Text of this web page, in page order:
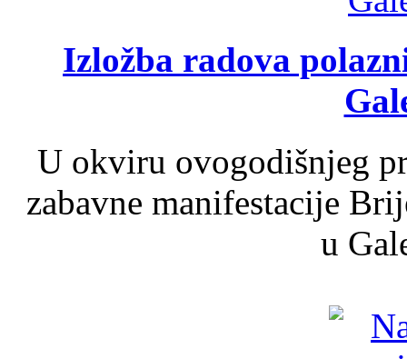
Izložba radova
U okviru ovogodišnjeg
zabavne manifestacije
u